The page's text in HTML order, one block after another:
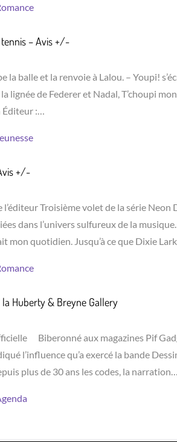
tennis – Avis +/-
la balle et la renvoie à Lalou. – Youpi!
lignée de Federer et Nadal, T’choupi
:…
+/-
Troisième volet de la série
dans l’univers sulfureux de la
mon quotidien. Jusqu’à ce que Dixie
la Huberty & Breyne Gallery
Biberonné aux magazines Pif
l’influence qu’a exercé la bande
plus de 30 ans les codes, la narration…